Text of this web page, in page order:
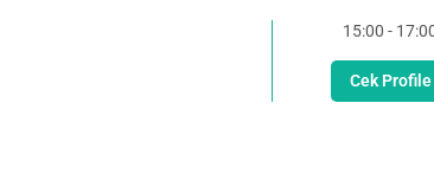
15:00 -
Cek Profile